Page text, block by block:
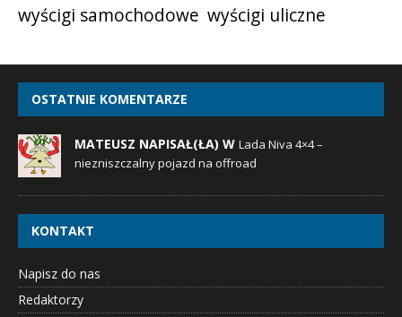
wyścigi samochodowe wyścigi uliczne
OSTATNIE KOMENTARZE
MATEUSZ NAPISAŁ(ŁA) W Lada Niva 4×4 –
niezniszczalny pojazd na offroad
KONTAKT
Napisz do nas
Redaktorzy